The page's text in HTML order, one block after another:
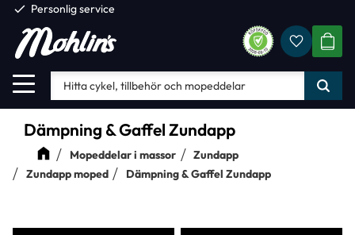
Meny
check Personlig service
Dämpning & Gaffel Zundapp
Mopeddelar i massor
Zundapp
Zundapp moped
Dämpning & Gaffel Zundapp